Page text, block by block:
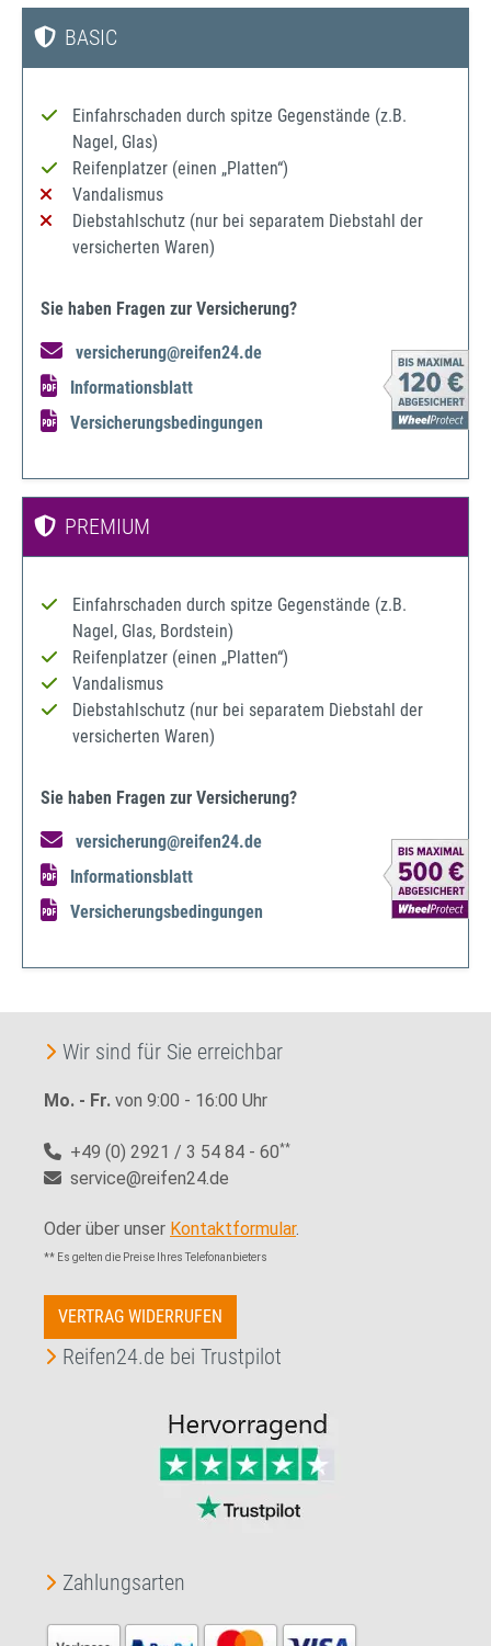
BASIC
Einfahrschaden durch spitze Gegenstände (z.B.
Nagel, Glas)
Reifenplatzer (einen „Platten“)
Vandalismus
Diebstahlschutz (nur bei separatem Diebstahl der
versicherten Waren)
Sie haben Fragen zur Versicherung?
versicherung@reifen24.de
Informationsblatt
Versicherungsbedingungen
PREMIUM
Einfahrschaden durch spitze Gegenstände (z.B.
Nagel, Glas, Bordstein)
Reifenplatzer (einen „Platten“)
Vandalismus
Diebstahlschutz (nur bei separatem Diebstahl der
versicherten Waren)
Sie haben Fragen zur Versicherung?
versicherung@reifen24.de
Informationsblatt
Versicherungsbedingungen
Wir sind für Sie erreichbar
Mo. - Fr. von 9:00 - 16:00 Uhr
+49 (0) 2921 / 3 54 84 - 60**
service@reifen24.de
Oder über unser Kontaktformular.
** Es gelten die Preise Ihres Telefonanbieters
VERTRAG WIDERRUFEN
Reifen24.de bei Trustpilot
Zahlungsarten